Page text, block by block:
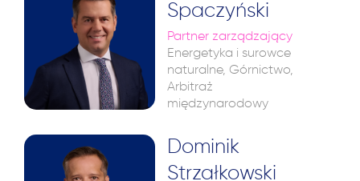
Spaczyński
Partner zarządzający
Energetyka i surowce
naturalne, Górnictwo,
Arbitraż
międzynarodowy
Dominik
Strzałkowski